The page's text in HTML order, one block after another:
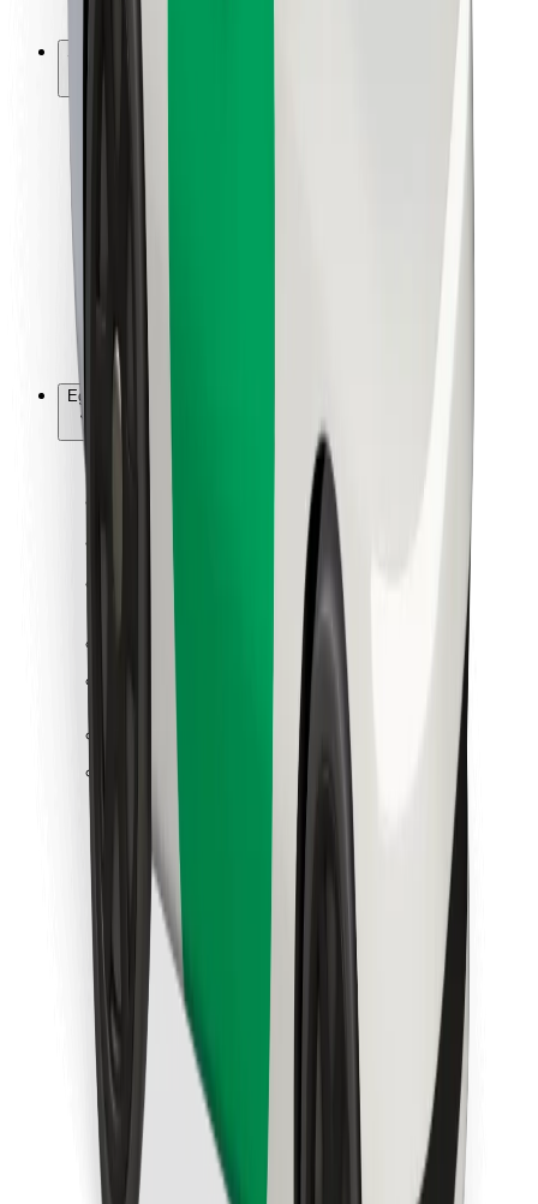
Bolt töltőállomások
Súgó
Utasoknak
Sofőröknek
Bolt Food
Flottapartnereknek
Éttermeknek
Bolt for Business
Egyéb
Beszállítók
Felhasználási feltételek
Biztonság
Pár perc alatt ott vagyunk érted!
Bolt alkalmazás letöltése
Találd meg kedvenc ételedet!
Bolt Food app letöltése